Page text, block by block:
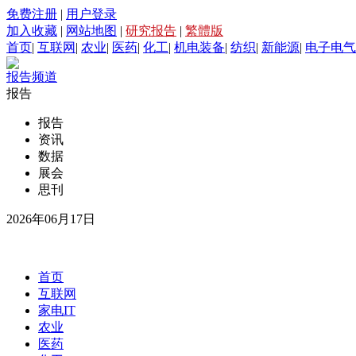
免费注册 | 用户登录
加入收藏 | 网站地图 | 研究报告 | 繁體版
首页| 互联网 | 农业| 医药| 化工| 机电装备| 纺织| 新能源| 电子电气
报告频道
报告
报告
资讯
数据
展会
思刊
2026年06月17日
首页
互联网
家电IT
农业
医药